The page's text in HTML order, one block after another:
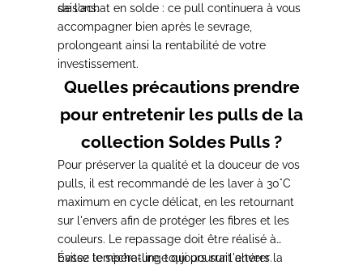
saisons.
de l'achat en solde : ce pull continuera à vous
accompagner bien après le sevrage,
prolongeant ainsi la rentabilité de votre
investissement.
Quelles précautions prendre
pour entretenir les pulls de la
collection Soldes Pulls ?
Pour préserver la qualité et la douceur de vos
pulls, il est recommandé de les laver à 30°C
maximum en cycle délicat, en les retournant
sur l'envers afin de protéger les fibres et les
couleurs. Le repassage doit être réalisé à
basse température, toujours sur l'envers.
Évitez le sèche-linge qui pourrait altérer la